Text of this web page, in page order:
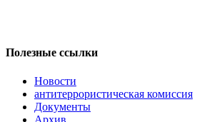
Полезные ссылки
Новости
антитеррористическая комиссия
Документы
Архив